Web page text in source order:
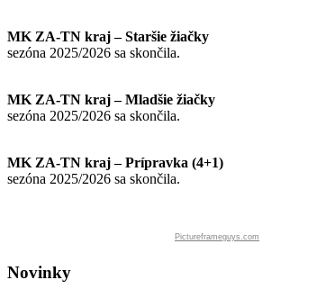
MK ZA-TN kraj – Staršie žiačky
sezóna 2025/2026 sa skončila.
MK ZA-TN kraj – Mladšie žiačky
sezóna 2025/2026 sa skončila.
MK ZA-TN kraj – Prípravka (4+1)
sezóna 2025/2026 sa skončila.
Pictureframeguys.com
Novinky